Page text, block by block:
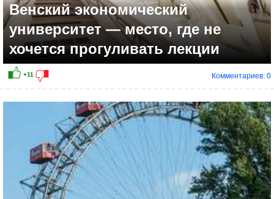
+7
Венский экономический
университет — место, где не
хочется прогуливать лекции
Комментариев: 0